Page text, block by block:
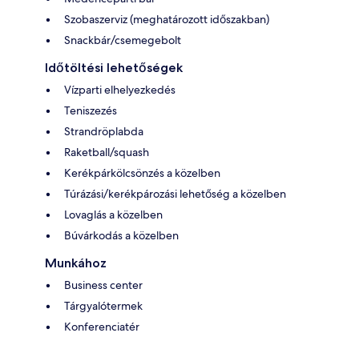
Szobaszerviz (meghatározott időszakban)
Snackbár/csemegebolt
Időtöltési lehetőségek
Vízparti elhelyezkedés
Teniszezés
Strandröplabda
Raketball/squash
Kerékpárkölcsönzés a közelben
Túrázási/kerékpározási lehetőség a közelben
Lovaglás a közelben
Búvárkodás a közelben
Munkához
Business center
Tárgyalótermek
Konferenciatér